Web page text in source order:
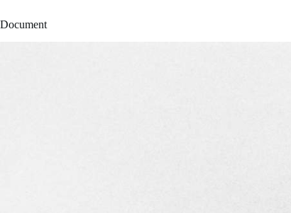
Document